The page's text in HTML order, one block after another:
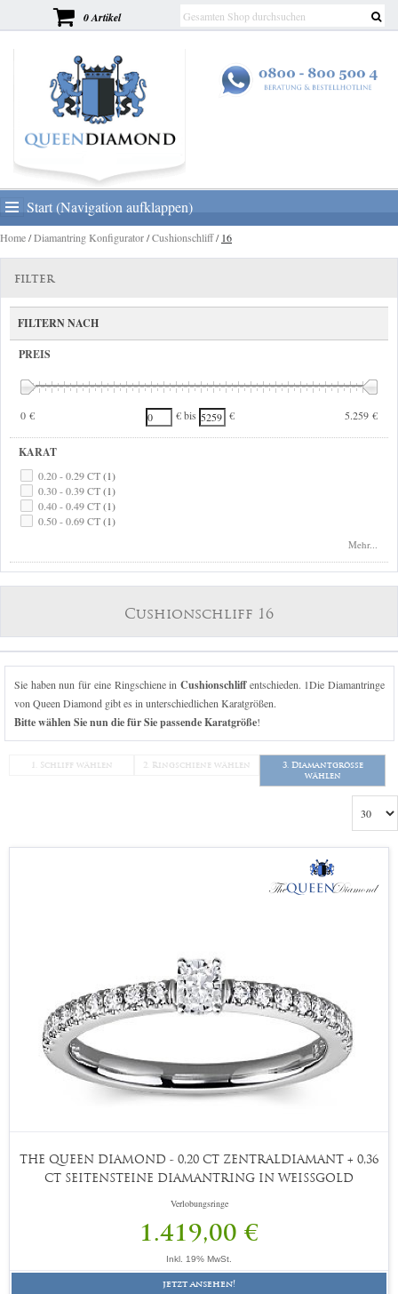
0 Artikel
Start (Navigation aufklappen)
Home/Diamantring Konfigurator/Cushionschliff/ 16
FILTER
FILTERN NACH
PREIS
0 € 5.259 €
€ bis €
KARAT
0.20 - 0.29 CT(1)
0.30 - 0.39 CT(1)
0.40 - 0.49 CT(1)
0.50 - 0.69 CT(1)
Mehr...
Cushionschliff 16
Sie haben nun für eine Ringschiene in Cushionschliffentschieden. 1Die Diamantringe
von Queen Diamond gibt es in unterschiedlichen Karatgrößen.
Bitte wählen Sie nun die für Sie passende Karatgröße!
1. Schliff wählen 2. Ringschiene wählen
3. Diamantgröße
wählen
THE QUEEN DIAMOND - 0,20 CT ZENTRALDIAMANT + 0,36
CT SEITENSTEINE DIAMANTRING IN WEISSGOLD
Verlobungsringe
1.419,00 €
Inkl. 19% MwSt.
jetzt ansehen!